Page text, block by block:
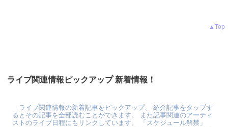
▲Top
ライブ関連情報ピックアップ 新着情報！
ライブ関連情報の新着記事をピックアップ、 紹介記事をタップす
るとその記事を全部読むことができます。 また記事関連のアーティ
ストのライブ日程にもリンクしています。 「スケジュール解禁」